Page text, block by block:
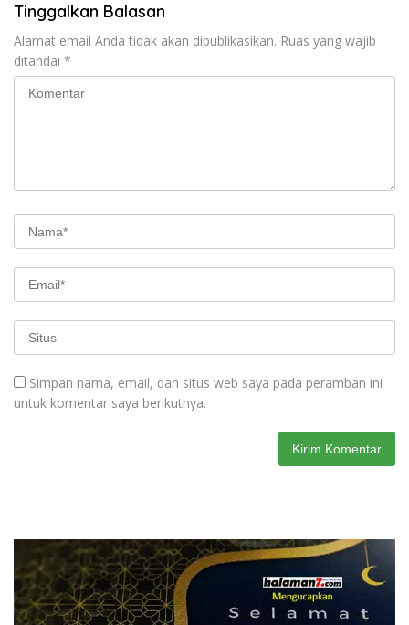
Tinggalkan Balasan
Alamat email Anda tidak akan dipublikasikan. Ruas yang wajib
ditandai *
Simpan nama, email, dan situs web saya pada peramban ini
untuk komentar saya berikutnya.